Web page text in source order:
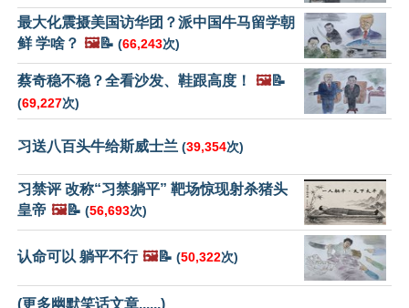
最大化震摄美国访华团？派中国牛马留学朝
鲜 学啥？ 🖼️📝 (66,243次)
蔡奇稳不稳？全看沙发、鞋跟高度！ 🖼️📝
(69,227次)
习送八百头牛给斯威士兰 (39,354次)
习禁评 改称“习禁躺平” 靶场惊现射杀猪头
皇帝 🖼️📝 (56,693次)
认命可以 躺平不行 🖼️📝 (50,322次)
(更多幽默笑话文章......)